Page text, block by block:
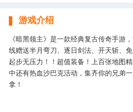
游戏介绍
《暗黑领主》是一款经典复古传奇手游
线赠送半月弯刀、逐日剑法、开天斩、
起步无压力！！超值装备！上百张地图
中还有热血沙巴克活动，集齐你的兄弟
拿！